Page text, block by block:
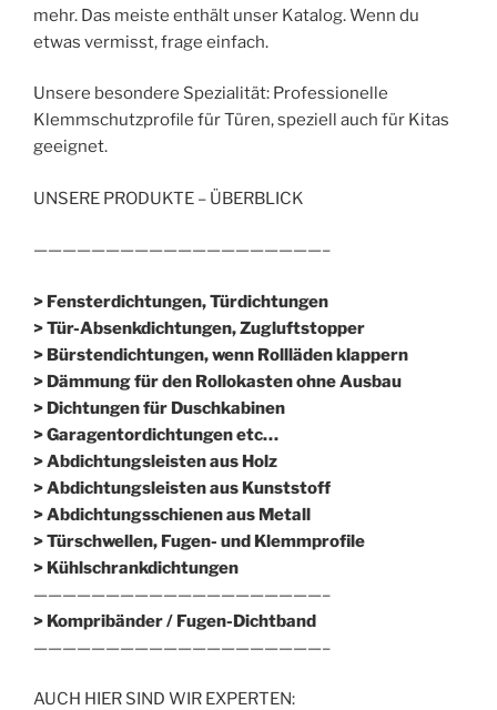
mehr. Das meiste enthält unser Katalog. Wenn du
etwas vermisst, frage einfach.
Unsere besondere Spezialität: Professionelle
Klemmschutzprofile für Türen, speziell auch für Kitas
geeignet.
UNSERE PRODUKTE – ÜBERBLICK
————————————————————–
> Fensterdichtungen, Türdichtungen
> Tür-Absenkdichtungen, Zugluftstopper
> Bürstendichtungen, wenn Rollläden klappern
> Dämmung für den Rollokasten ohne Ausbau
> Dichtungen für Duschkabinen
> Garagentordichtungen etc…
> Abdichtungsleisten aus Holz
> Abdichtungsleisten aus Kunststoff
> Abdichtungsschienen aus Metall
> Türschwellen, Fugen- und Klemmprofile
> Kühlschrankdichtungen
————————————————————–
> Kompribänder / Fugen-Dichtband
————————————————————–
AUCH HIER SIND WIR EXPERTEN: